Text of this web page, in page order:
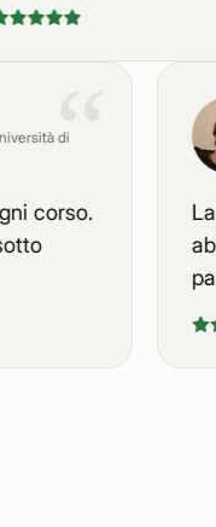
“
, Università di
corso.
sotto